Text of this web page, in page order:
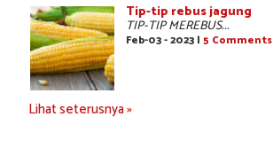
Tip-tip rebus jagung
TIP-TIP MEREBUS...
Feb-03 - 2023 | 5 Comments
Lihat seterusnya »